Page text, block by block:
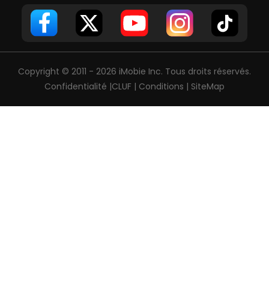
Copyright © 2011 - 2026 iMobie Inc. Tous droits réservés.
Confidentialité |CLUF| Conditions | SiteMap